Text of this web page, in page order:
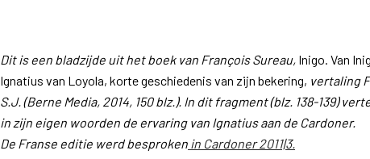
Dit is een bladzijde uit het boek van François Sureau, Inigo. Van
Ignatius van Loyola, korte geschiedenis van zijn bekering, vertaling
S.J. (Berne Media, 2014, 150 blz.). In dit fragment (blz. 138-139)
in zijn eigen woorden de ervaring van Ignatius aan de Cardoner.
De Franse editie werd besproken in Cardoner 2011|3.